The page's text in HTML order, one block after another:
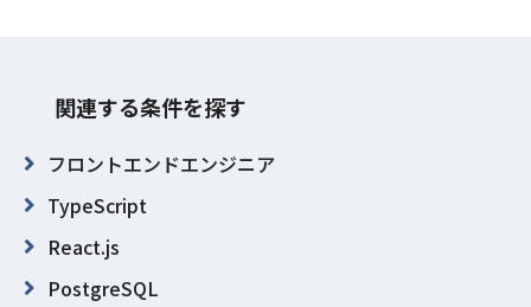
関連する条件を探す
フロントエンドエンジニア
TypeScript
React.js
PostgreSQL